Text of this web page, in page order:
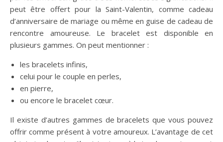
peut être offert pour la Saint-Valentin, comme cadeau
d’anniversaire de mariage ou même en guise de cadeau de
rencontre amoureuse. Le bracelet est disponible en
plusieurs gammes. On peut mentionner :
les bracelets infinis,
celui pour le couple en perles,
en pierre,
ou encore le bracelet cœur.
Il existe d’autres gammes de bracelets que vous pouvez
offrir comme présent à votre amoureux. L’avantage de cet